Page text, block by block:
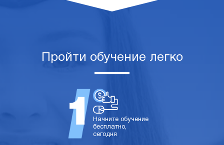
Пройти обучение легко
Начните обучение
бесплатно,
сегодня